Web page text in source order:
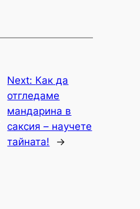
Next: Как да
отгледаме
мандарина в
саксия – научете
тайната!
→